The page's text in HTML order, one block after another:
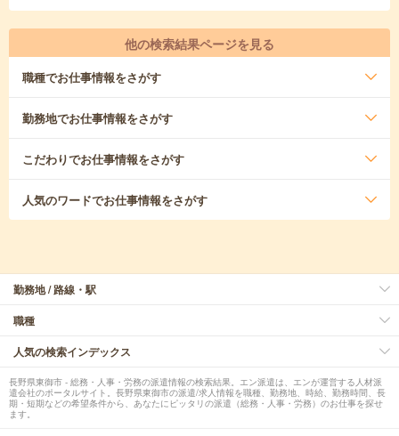
他の検索結果ページを見る
職種でお仕事情報をさがす
勤務地でお仕事情報をさがす
こだわりでお仕事情報をさがす
人気のワードでお仕事情報をさがす
勤務地 / 路線・駅
職種
人気の検索インデックス
長野県東御市 - 総務・人事・労務の派遣情報の検索結果。エン派遣は、エンが運営する人材派
遣会社のポータルサイト。長野県東御市の派遣/求人情報を職種、勤務地、時給、勤務時間、長
期・短期などの希望条件から、あなたにピッタリの派遣（総務・人事・労務）のお仕事を探せ
ます。